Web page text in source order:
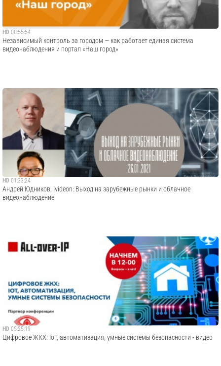
HD 00:55:54
Независимый контроль за городом — как работает единая система
видеонаблюдения и портал «Наш город»
HD 01:33:24
Андрей Юдников, Ivideon: Выход на зарубежные рынки и облачное
видеонаблюдение
HD 05:25:19
Цифровое ЖКХ: IoT, автоматизация, умные системы безопасности - видео